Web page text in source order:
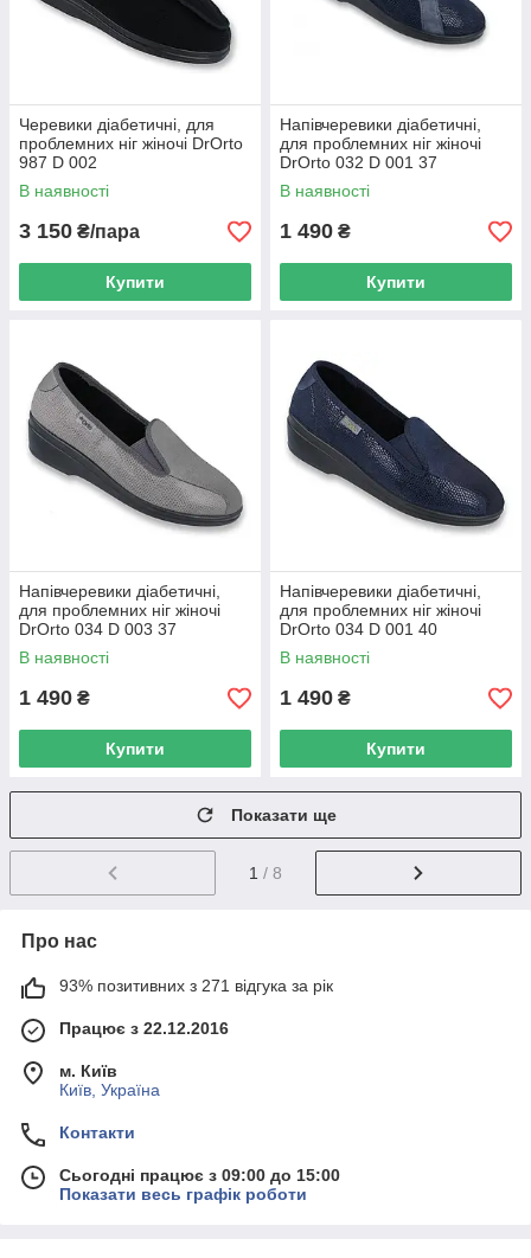
Черевики діабетичні, для
проблемних ніг жіночі DrOrto
987 D 002
В наявності
3 150 ₴/пара
Купити
Напівчеревики діабетичні,
для проблемних ніг жіночі
DrOrto 032 D 001 37
В наявності
1 490 ₴
Купити
Напівчеревики діабетичні,
для проблемних ніг жіночі
DrOrto 034 D 003 37
В наявності
1 490 ₴
Купити
Напівчеревики діабетичні,
для проблемних ніг жіночі
DrOrto 034 D 001 40
В наявності
1 490 ₴
Купити
Показати ще
1 / 8
Про нас
93% позитивних з 271 відгука за рік
Працює з 22.12.2016
м. Київ
Київ, Україна
Контакти
Сьогодні працює з 09:00 до 15:00
Показати весь графік роботи